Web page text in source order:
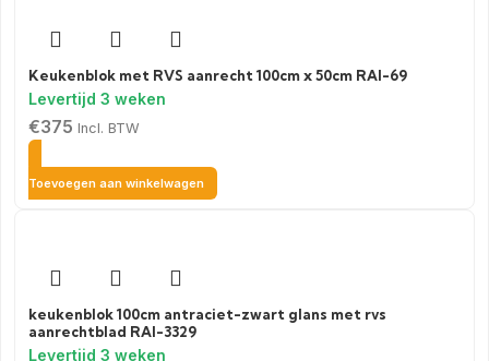
Keukenblok met RVS aanrecht 100cm x 50cm RAI-69
€375 Incl. BTW
Toevoegen aan winkelwagen
keukenblok 100cm antraciet-zwart glans met rvs
aanrechtblad RAI-3329